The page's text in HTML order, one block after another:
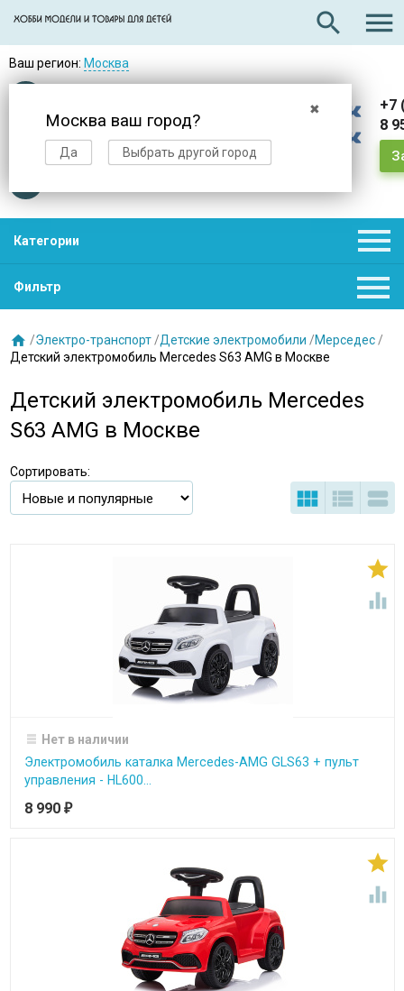
search 
Ваш регион: Москва
✖
Москва ваш город?
Да Выбрать другой город
Доставкав день заказа
+7
8
Категории 
Фильтр 
 /Электро-транспорт /Детские электромобили /Мерседес /
Детский электромобиль Mercedes S63 AMG в Москве
Детский электромобиль Mercedes
S63 AMG в Москве
Сортировать:
  


Нет в наличии
Электромобиль каталка Mercedes-AMG GLS63 + пульт
управления - HL600...
8 990 ₽

